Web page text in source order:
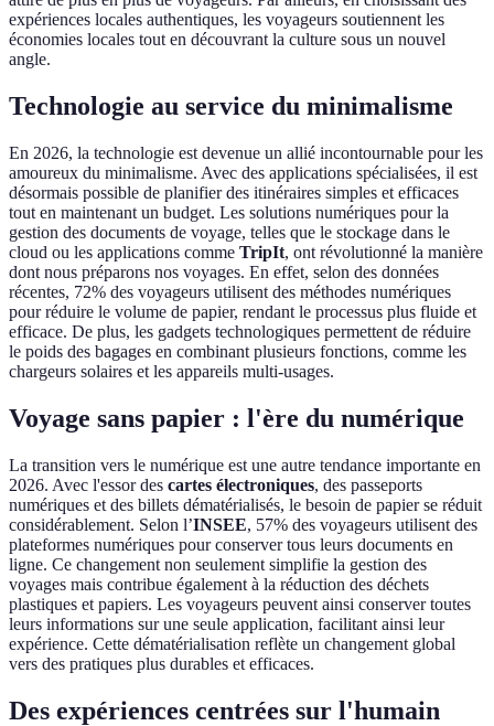
expériences locales authentiques, les voyageurs soutiennent les
économies locales tout en découvrant la culture sous un nouvel
angle.
Technologie au service du minimalisme
En 2026, la technologie est devenue un allié incontournable pour les
amoureux du minimalisme. Avec des applications spécialisées, il est
désormais possible de planifier des itinéraires simples et efficaces
tout en maintenant un budget. Les solutions numériques pour la
gestion des documents de voyage, telles que le stockage dans le
cloud ou les applications comme TripIt, ont révolutionné la manière
dont nous préparons nos voyages. En effet, selon des données
récentes, 72% des voyageurs utilisent des méthodes numériques
pour réduire le volume de papier, rendant le processus plus fluide et
efficace. De plus, les gadgets technologiques permettent de réduire
le poids des bagages en combinant plusieurs fonctions, comme les
chargeurs solaires et les appareils multi-usages.
Voyage sans papier : l'ère du numérique
La transition vers le numérique est une autre tendance importante en
2026. Avec l'essor des cartes électroniques, des passeports
numériques et des billets dématérialisés, le besoin de papier se réduit
considérablement. Selon l’INSEE, 57% des voyageurs utilisent des
plateformes numériques pour conserver tous leurs documents en
ligne. Ce changement non seulement simplifie la gestion des
voyages mais contribue également à la réduction des déchets
plastiques et papiers. Les voyageurs peuvent ainsi conserver toutes
leurs informations sur une seule application, facilitant ainsi leur
expérience. Cette dématérialisation reflète un changement global
vers des pratiques plus durables et efficaces.
Des expériences centrées sur l'humain